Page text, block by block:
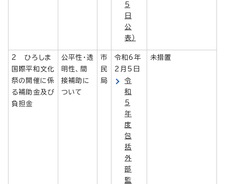
5
日
公
表）
2 ひろしま
国際平和文化
祭の開催に係
る補助金及び
負担金
公平性・透
明性、間
接補助に
ついて
市
民
局
令和6年
2月5日
令
和
5
年
度
包
括
外
部
監
未措置